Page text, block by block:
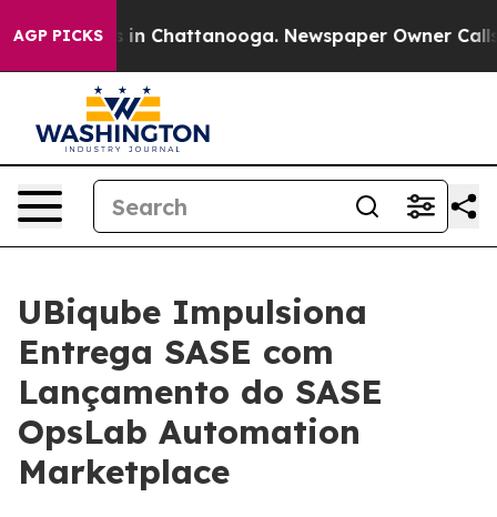
AGP PICKS
Chaos in Chattanooga. Newspaper Owner Calls
UBiqube Impulsiona
Entrega SASE com
Lançamento do SASE
OpsLab Automation
Marketplace